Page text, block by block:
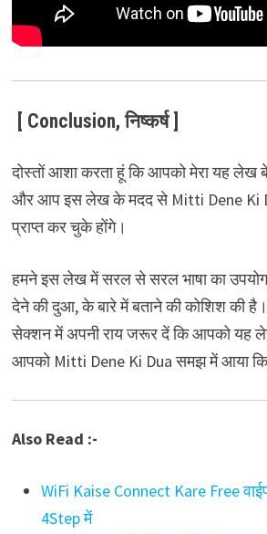
[ Conclusion, निष्कर्ष ]
दोस्तों आशा करता हूं कि आपको मेरा यह लेख
और आप इस लेख के मदद से Mitti Dene Ki
प्राप्त कर चुके होंगे।
हमने इस लेख में सरल से सरल भाषा का
देने की दुआ, के बारे में बताने की कोशिश की
सेक्शन में अपनी राय जरूर दें कि आपको यह
आपको Mitti Dene Ki Dua समझ में आया कि
Also Read :-
WiFi Kaise Connect Kare Free
4Step में